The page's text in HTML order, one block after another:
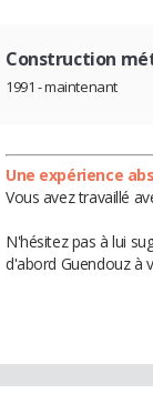
Construction
1991 - maintenant
Une expérience
Vous avez travaillé
N'hésitez pas à lui
d'abord Guendouz à